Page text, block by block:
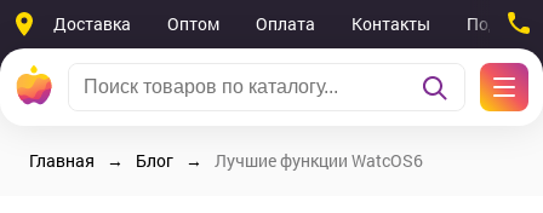
Доставка Оптом Оплата Контакты
Главная Блог Лучшие функции WatcOS6